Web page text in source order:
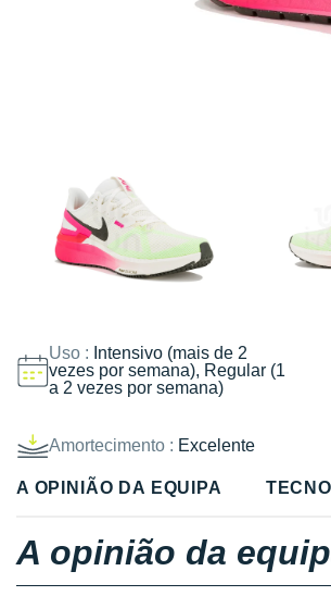
Uso : Intensivo (mais de 2
vezes por semana), Regular (1
a 2 vezes por semana)
Amortecimento : Excelente
A OPINIÃO DA EQUIPA
A opinião da